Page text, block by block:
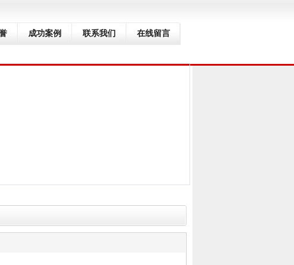
成功案例 联系我们 在线留言